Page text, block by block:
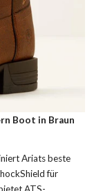
Boot in Braun
Ariats beste
für